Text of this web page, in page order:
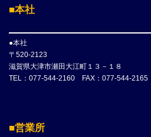
■本社
●本社
〒520-2123
滋賀県大津市瀬田大江町１３－１８
TEL：077-544-2160 FAX：077-544-2165
■営業所